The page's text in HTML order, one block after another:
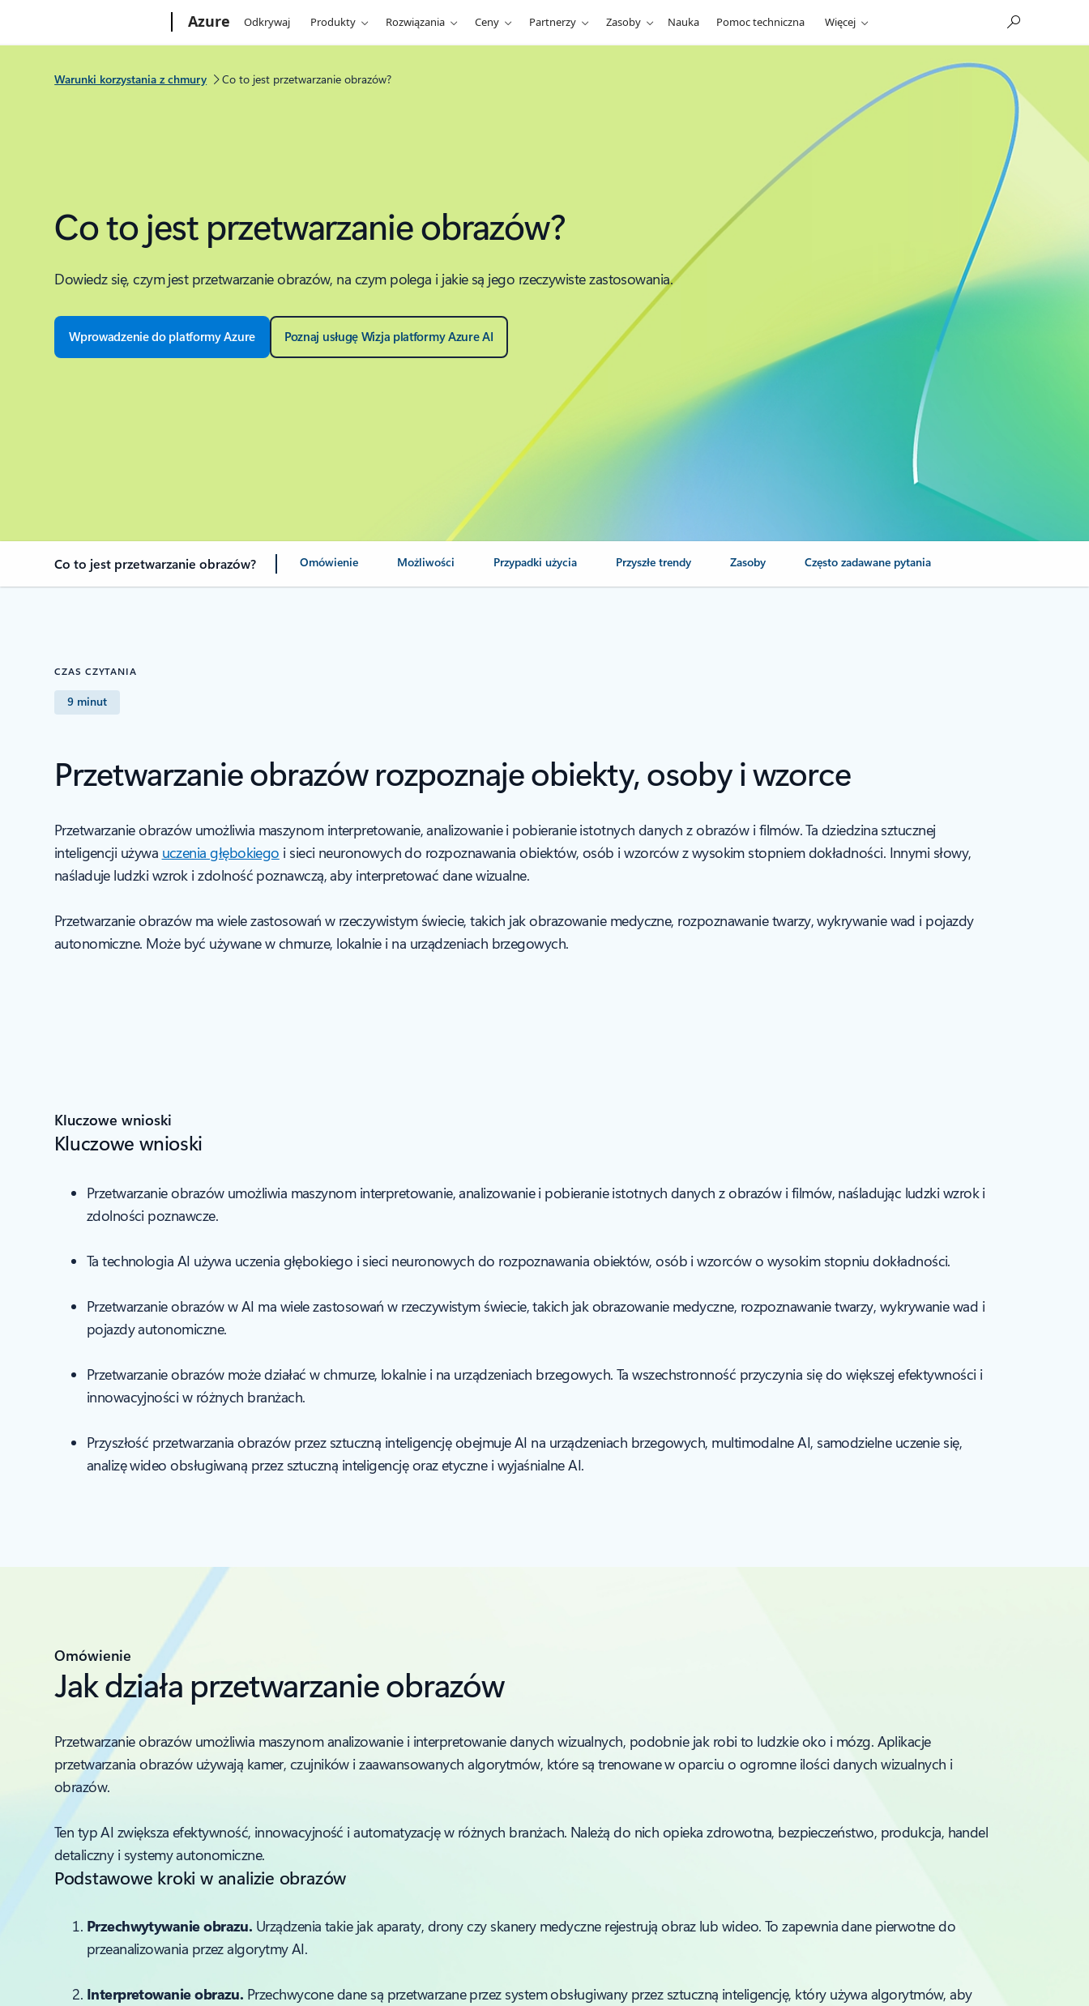
Azure Odkrywaj Produkty Rozwiązania Ceny Partnerzy Zasoby Nauka Pomoc techniczna Więcej
Warunki korzystania z chmury Co to jest przetwarzanie obrazów?
Co to jest przetwarzanie obrazów?
Dowiedz się, czym jest przetwarzanie obrazów, na czym polega i jakie są jego rzeczywiste zastosowania.
Wprowadzenie do platformy Azure Poznaj usługę Wizja platformy Azure AI
Co to jest przetwarzanie obrazów? Omówienie Możliwości Przypadki użycia Przyszłe trendy Zasoby Często zadawane pytania
CZAS CZYTANIA
9 minut
Przetwarzanie obrazów rozpoznaje obiekty, osoby i wzorce
Przetwarzanie obrazów umożliwia maszynom interpretowanie, analizowanie i pobieranie istotnych danych z obrazów i filmów. Ta dziedzina sztucznej
inteligencji używa uczenia głębokiego i sieci neuronowych do rozpoznawania obiektów, osób i wzorców z wysokim stopniem dokładności. Innymi słowy,
naśladuje ludzki wzrok i zdolność poznawczą, aby interpretować dane wizualne.
Przetwarzanie obrazów ma wiele zastosowań w rzeczywistym świecie, takich jak obrazowanie medyczne, rozpoznawanie twarzy, wykrywanie wad i pojazdy
autonomiczne. Może być używane w chmurze, lokalnie i na urządzeniach brzegowych.
Kluczowe wnioski
Kluczowe wnioski
Przetwarzanie obrazów umożliwia maszynom interpretowanie, analizowanie i pobieranie istotnych danych z obrazów i filmów, naśladując ludzki wzrok i
zdolności poznawcze.
Ta technologia AI używa uczenia głębokiego i sieci neuronowych do rozpoznawania obiektów, osób i wzorców o wysokim stopniu dokładności.
Przetwarzanie obrazów w AI ma wiele zastosowań w rzeczywistym świecie, takich jak obrazowanie medyczne, rozpoznawanie twarzy, wykrywanie wad i
pojazdy autonomiczne.
Przetwarzanie obrazów może działać w chmurze, lokalnie i na urządzeniach brzegowych. Ta wszechstronność przyczynia się do większej efektywności i
innowacyjności w różnych branżach.
Przyszłość przetwarzania obrazów przez sztuczną inteligencję obejmuje AI na urządzeniach brzegowych, multimodalne AI, samodzielne uczenie się,
analizę wideo obsługiwaną przez sztuczną inteligencję oraz etyczne i wyjaśnialne AI.
Omówienie
Jak działa przetwarzanie obrazów
Przetwarzanie obrazów umożliwia maszynom analizowanie i interpretowanie danych wizualnych, podobnie jak robi to ludzkie oko i mózg. Aplikacje
przetwarzania obrazów używają kamer, czujników i zaawansowanych algorytmów, które są trenowane w oparciu o ogromne ilości danych wizualnych i
obrazów.
Ten typ AI zwiększa efektywność, innowacyjność i automatyzację w różnych branżach. Należą do nich opieka zdrowotna, bezpieczeństwo, produkcja, handel
detaliczny i systemy autonomiczne.
Podstawowe kroki w analizie obrazów
Przechwytywanie obrazu. Urządzenia takie jak aparaty, drony czy skanery medyczne rejestrują obraz lub wideo. To zapewnia dane pierwotne do
przeanalizowania przez algorytmy AI.
Interpretowanie obrazu. Przechwycone dane są przetwarzane przez system obsługiwany przez sztuczną inteligencję, który używa algorytmów, aby